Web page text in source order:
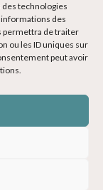
technologies
des
permettra de traiter
ou les ID uniques sur
peut avoir
- Tous